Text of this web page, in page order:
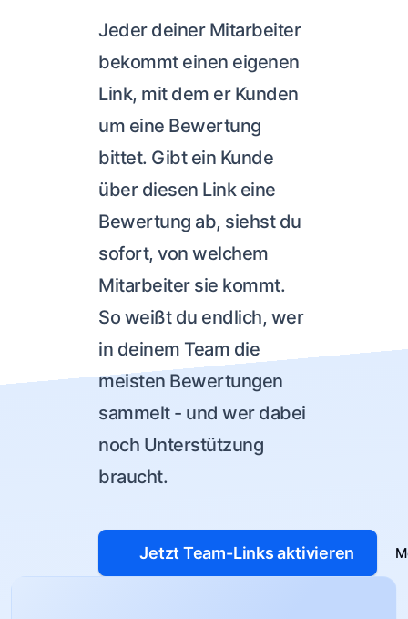
Jeder deiner Mitarbeiter
bekommt einen eigenen
Link, mit dem er Kunden
um eine Bewertung
bittet. Gibt ein Kunde
über diesen Link eine
Bewertung ab, siehst du
sofort, von welchem
Mitarbeiter sie kommt.
So weißt du endlich, wer
in deinem Team die
meisten Bewertungen
sammelt - und wer dabei
noch Unterstützung
braucht.
Jetzt Team-Links aktivieren